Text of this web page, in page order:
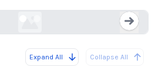
Expand All Collapse All